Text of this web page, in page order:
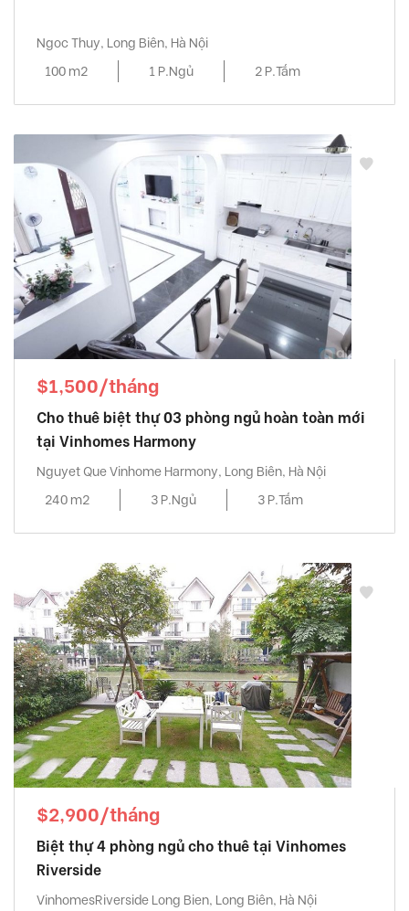
Ngoc Thuy, Long Biên, Hà Nội
100 m2
1 P.Ngủ 2 P.Tắm
$1,500/tháng
Cho thuê biệt thự 03 phòng ngủ hoàn toàn mới
tại Vinhomes Harmony
Nguyet Que Vinhome Harmony, Long Biên, Hà Nội
240 m2
3 P.Ngủ 3 P.Tắm
$2,900/tháng
Biệt thự 4 phòng ngủ cho thuê tại Vinhomes
Riverside
VinhomesRiverside Long Bien, Long Biên, Hà Nội